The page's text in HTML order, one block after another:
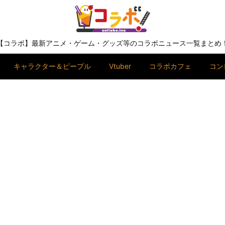
【コラボ】最新アニメ・ゲーム・グッズ等のコラボニュース一覧まとめ！
キャラクター＆ピープル Vtuber コラボカフェ コ